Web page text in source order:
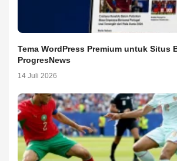
Tema WordPress Premium untuk Situs
ProgresNews
14 Juli 2026